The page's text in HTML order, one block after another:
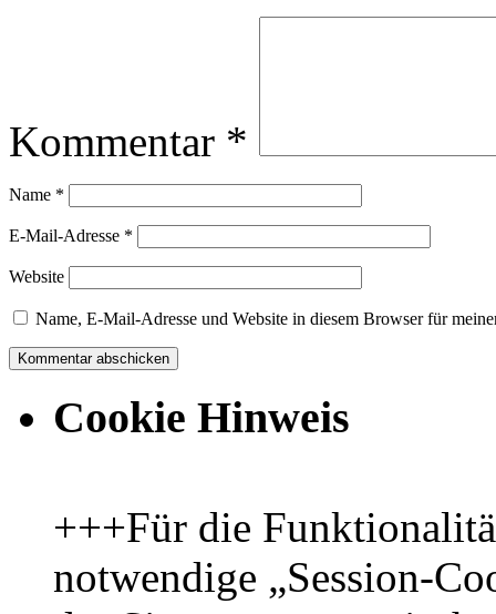
Kommentar *
Name *
E-Mail-Adresse *
Website
Name, E-Mail-Adresse und Website in diesem Browser für
Cookie Hinweis
+++Für die
notwendige „Session-